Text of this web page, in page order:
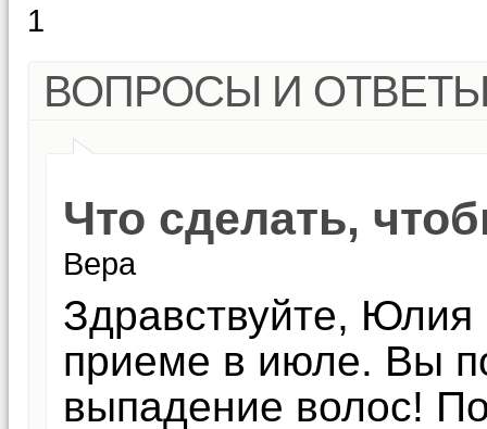
1
ВОПРОСЫ И
Что сделать,
Вера
Здравствуйте,
приеме в июле. Вы
выпадение волос!